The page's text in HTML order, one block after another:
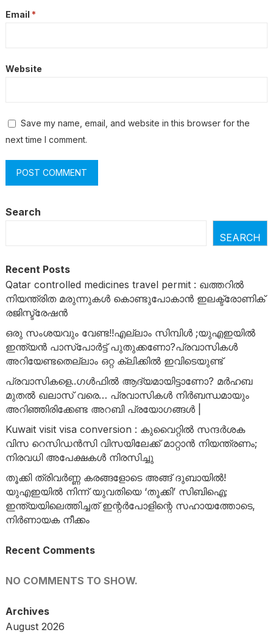
Email *
Website
Save my name, email, and website in this browser for the
next time I comment.
Search
SEARCH
Recent Posts
Qatar controlled medicines travel permit : ഖത്തറിൽ
നിയന്ത്രിത മരുന്നുകൾ കൊണ്ടുപോകാൻ ഇലക്ട്രോണിക്
രജിസ്ട്രേഷൻ
ഒരു സംശയവും വേണ്ട!!എല്ലാം സിമ്പിൾ ;യുഎഇയിൽ
ഇന്ത്യൻ പാസ്‌പോർട്ട് പുതുക്കണോ?പ്രവാസികൾ
അറിയേണ്ടതെല്ലാം ഒറ്റ ക്ലിക്കിൽ ഇവിടെയുണ്ട്
പ്രവാസികളെ..ഗള്‍ഫില്‍ ആദ്യമായിട്ടാണോ? മര്‍ഹബ
മുതല്‍ ഖലാസ് വരെ… പ്രവാസികള്‍ നിര്‍ബന്ധമായും
അറിഞ്ഞിരിക്കേണ്ട അറബി പ്രയോഗങ്ങള്‍ |
Kuwait visit visa conversion : കുവൈറ്റിൽ സന്ദർശക
വിസ റെസിഡൻസി വിസയിലേക്ക് മാറ്റാൻ നിയന്ത്രണം;
നിരവധി അപേക്ഷകൾ നിരസിച്ചു
തൂക്കി ത്രിവർണ്ണ കരങ്ങളോടെ അങ്ങ് ദുബായിൽ!
യുഎഇയിൽ നിന്ന് യുവതിയെ ‘തൂക്കി’ സിബിഐ;
ഇന്ത്യയിലെത്തിച്ചത് ഇന്റർപോളിന്റെ സഹായത്തോടെ,
നിർണായക നീക്കം
Recent Comments
NO COMMENTS TO SHOW.
Archives
August 2026